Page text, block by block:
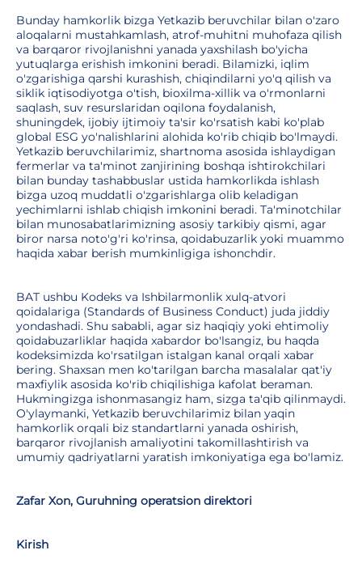
Bunday hamkorlik bizga Yetkazib beruvchilar bilan o'zaro
aloqalarni mustahkamlash, atrof-muhitni muhofaza qilish
va barqaror rivojlanishni yanada yaxshilash bo'yicha
yutuqlarga erishish imkonini beradi. Bilamizki, iqlim
o'zgarishiga qarshi kurashish, chiqindilarni yo'q qilish va
siklik iqtisodiyotga o'tish, bioxilma-xillik va o'rmonlarni
saqlash, suv resurslaridan oqilona foydalanish,
shuningdek, ijobiy ijtimoiy ta'sir ko'rsatish kabi ko'plab
global ESG yo'nalishlarini alohida ko'rib chiqib bo'lmaydi.
Yetkazib beruvchilarimiz, shartnoma asosida ishlaydigan
fermerlar va ta'minot zanjirining boshqa ishtirokchilari
bilan bunday tashabbuslar ustida hamkorlikda ishlash
bizga uzoq muddatli o'zgarishlarga olib keladigan
yechimlarni ishlab chiqish imkonini beradi. Ta'minotchilar
bilan munosabatlarimizning asosiy tarkibiy qismi, agar
biror narsa noto'g'ri ko'rinsa, qoidabuzarlik yoki muammo
haqida xabar berish mumkinligiga ishonchdir.
BAT ushbu Kodeks va Ishbilarmonlik xulq-atvori
qoidalariga (Standards of Business Conduct) juda jiddiy
yondashadi. Shu sababli, agar siz haqiqiy yoki ehtimoliy
qoidabuzarliklar haqida xabardor bo'lsangiz, bu haqda
kodeksimizda ko'rsatilgan istalgan kanal orqali xabar
bering. Shaxsan men ko'tarilgan barcha masalalar qat'iy
maxfiylik asosida ko'rib chiqilishiga kafolat beraman.
Hukmingizga ishonmasangiz ham, sizga ta'qib qilinmaydi.
O'ylaymanki, Yetkazib beruvchilarimiz bilan yaqin
hamkorlik orqali biz standartlarni yanada oshirish,
barqaror rivojlanish amaliyotini takomillashtirish va
umumiy qadriyatlarni yaratish imkoniyatiga ega bo'lamiz.
Zafar Xon, Guruhning operatsion direktori
Kirish